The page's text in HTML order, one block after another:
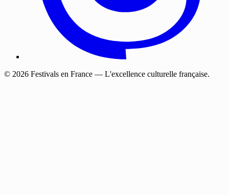
© 2026 Festivals en France — L'excellence culturelle française.